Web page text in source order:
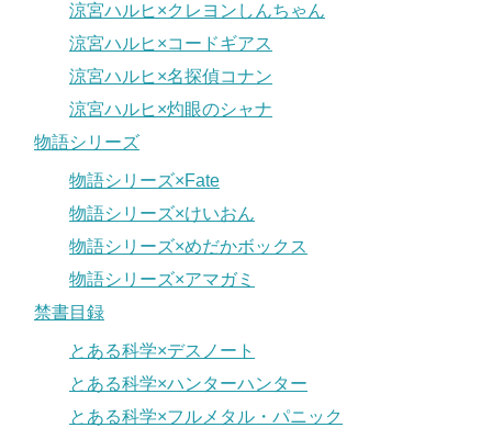
涼宮ハルヒ×クレヨンしんちゃん
涼宮ハルヒ×コードギアス
涼宮ハルヒ×名探偵コナン
涼宮ハルヒ×灼眼のシャナ
物語シリーズ
物語シリーズ×Fate
物語シリーズ×けいおん
物語シリーズ×めだかボックス
物語シリーズ×アマガミ
禁書目録
とある科学×デスノート
とある科学×ハンターハンター
とある科学×フルメタル・パニック